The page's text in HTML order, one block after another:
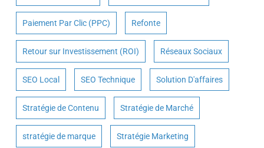
Paiement Par Clic (PPC) Refonte
Retour sur Investissement (ROI) Réseaux Sociaux
SEO Local SEO Technique Solution D'affaires
Stratégie de Contenu Stratégie de Marché
stratégie de marque Stratégie Marketing